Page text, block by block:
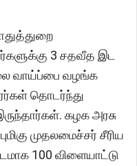
3 சதவீத இட
வாய்ப்பை வழங்க
தொடர்ந்து
கழக அரசு
முதலமைச்சர் சீரிய
100 விளையாட்டு